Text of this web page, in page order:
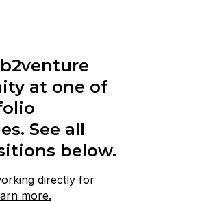
at one of
See all
below.
directly for
more.